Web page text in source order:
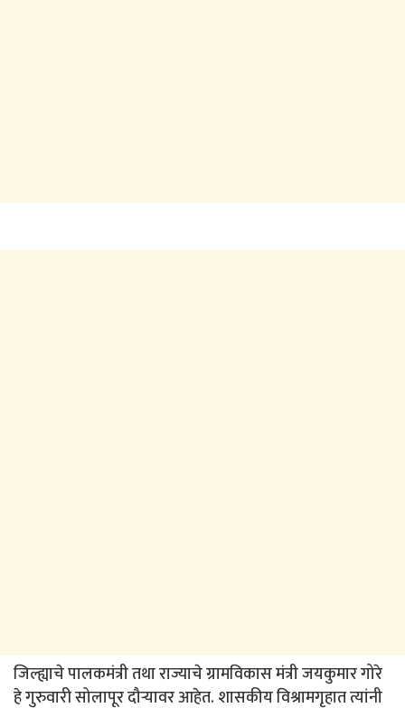
जिल्ह्याचे पालकमंत्री तथा राज्याचे ग्रामविकास मंत्री जयकुमार गोरे
हे गुरुवारी सोलापूर दौऱ्यावर आहेत. शासकीय विश्रामगृहात त्यांनी